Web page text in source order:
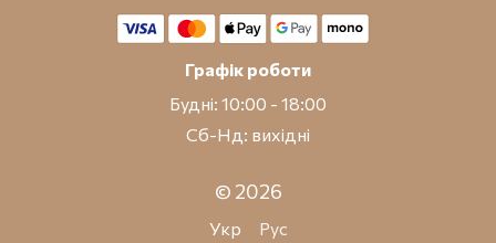
Графік роботи
Будні: 10:00 - 18:00
Сб-Нд: вихідні
© 2026
Укр Рус